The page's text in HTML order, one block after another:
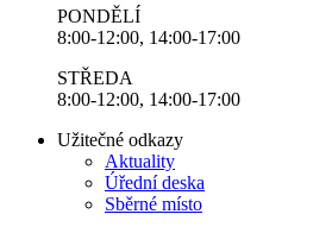
PONDĚLÍ
8:00-12:00, 14:00-17:00
STŘEDA
8:00-12:00, 14:00-17:00
Užitečné odkazy
Aktuality
Úřední deska
Sběrné místo